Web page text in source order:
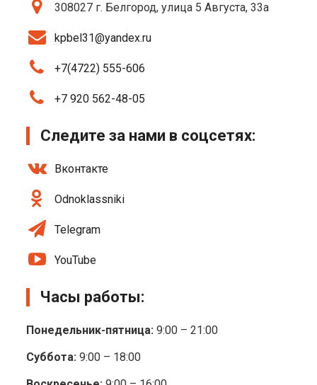
308027 г. Белгород, улица 5 Августа, 33а
kpbel31@yandex.ru
+7(4722) 555-606
+7 920 562-48-05
Следите за нами в соцсетях:
Вконтакте
Odnoklassniki
Telegram
YouTube
Часы работы:
Понедельник-пятница: 9:00 – 21:00
Суббота: 9:00 – 18:00